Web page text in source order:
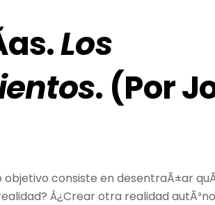
Los
. (Por
consiste en desentraÃ±ar
Â¿Crear otra realidad